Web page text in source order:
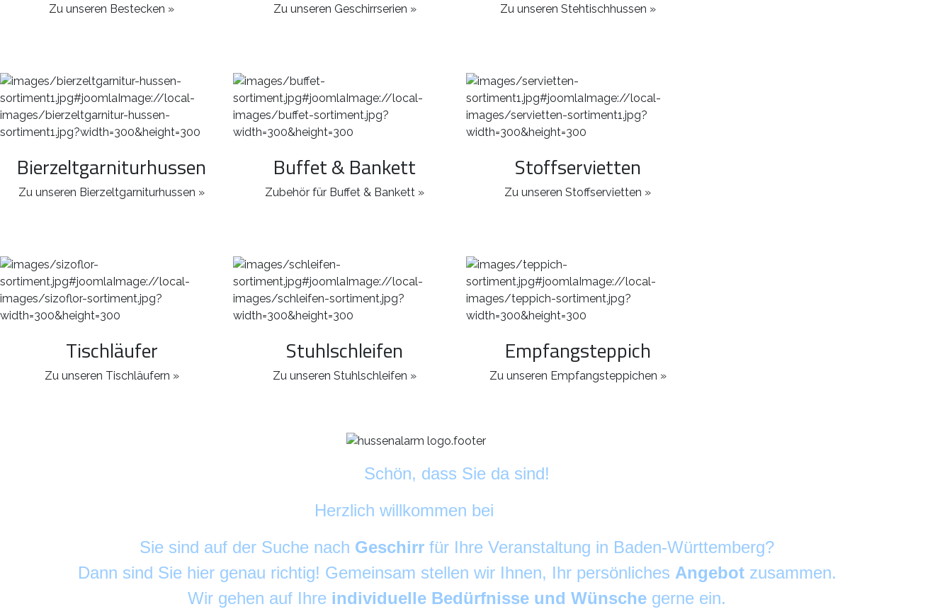
Zu unseren Bestecken » Zu unseren Geschirrserien » Zu unseren Stehtischhussen »
Bierzeltgarniturhussen
Zu unseren Bierzeltgarniturhussen »
Buffet & Bankett
Zubehör für Buffet & Bankett »
Stoffservietten
Zu unseren Stoffservietten »
Tischläufer
Zu unseren Tischläufern »
Stuhlschleifen
Zu unseren Stuhlschleifen »
Empfangsteppich
Zu unseren Empfangsteppichen »
Schön, dass Sie da sind!
Herzlich willkommen bei
Sie sind auf der Suche nach Geschirr für Ihre Veranstaltung in Baden-Württemberg?
Dann sind Sie hier genau richtig! Gemeinsam stellen wir Ihnen, Ihr persönliches Angebot zusammen.
Wir gehen auf Ihre individuelle Bedürfnisse und Wünsche gerne ein.